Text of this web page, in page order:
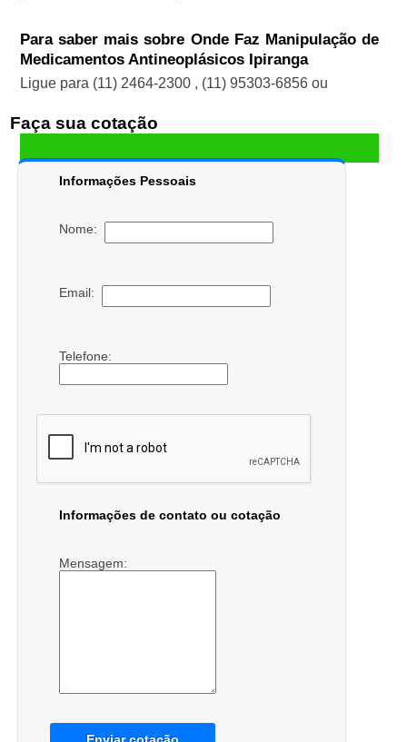
Para saber mais sobre Onde Faz Manipulação de
Medicamentos Antineoplásicos Ipiranga
Ligue para (11) 2464-2300 , (11) 95303-6856 ou
Faça sua cotação
Informações Pessoais
Nome:
Email:
Telefone:
Informações de contato ou cotação
Mensagem: